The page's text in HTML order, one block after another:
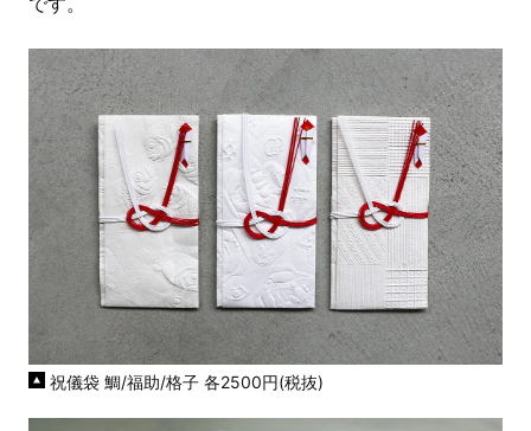
祝儀袋 鯛/福助/格子 各2500円(税抜)